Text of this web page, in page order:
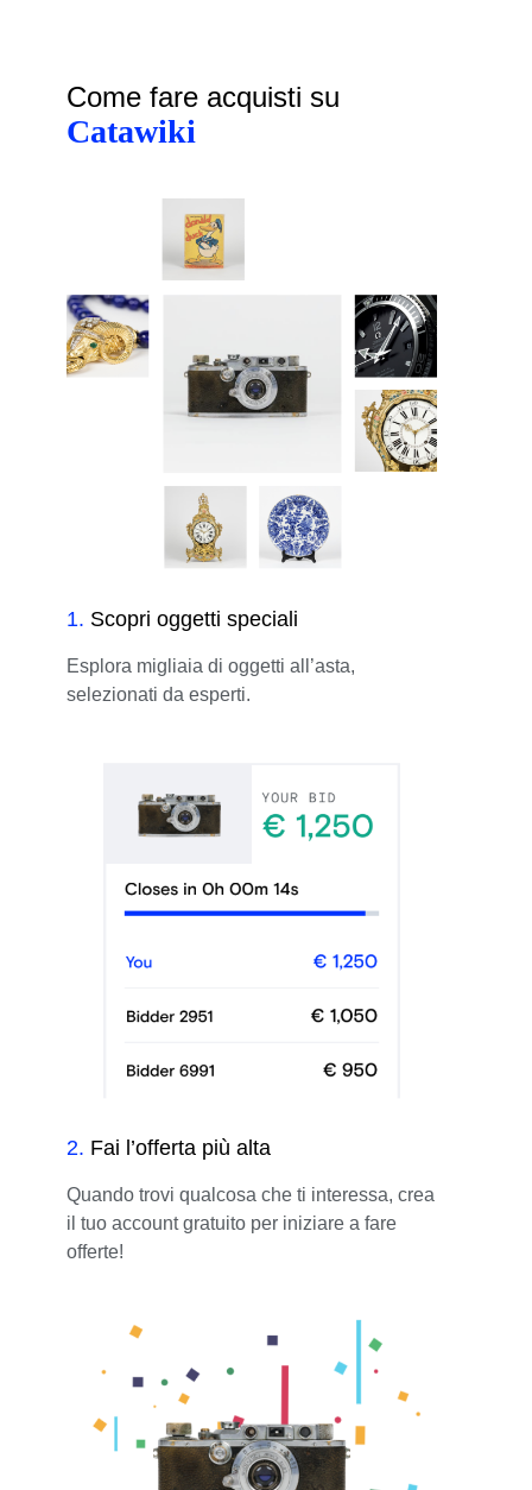
Come fare acquisti su
Catawiki
1. Scopri oggetti speciali
Esplora migliaia di oggetti all’asta,
selezionati da esperti.
2. Fai l’offerta più alta
Quando trovi qualcosa che ti interessa, crea
il tuo account gratuito per iniziare a fare
offerte!